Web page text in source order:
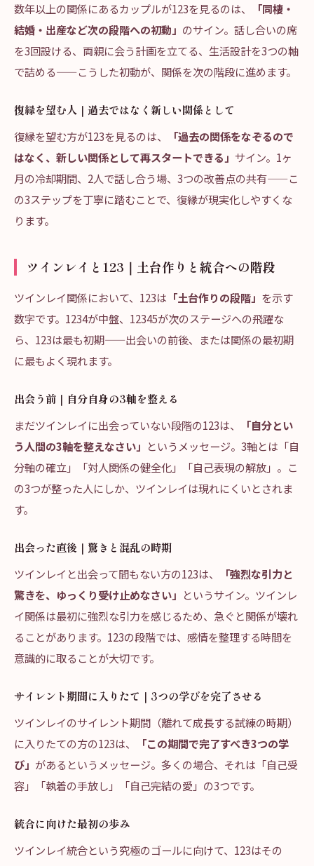
数年以上の関係にあるカップルが123を見るのは、
「同棲・
結婚・出産など次の段階への初動」 のサイン。話し合いの席
を3回設ける、両親に会う計画を立てる、生活設計を3つの軸
で詰める——こうした初動が、関係を次の階段に進めます。
復縁を望む人｜過去ではなく新しい関係として
復縁を望む方が123を見るのは、
「過去の関係をなぞるので
はなく、新しい関係として再スタートできる」 サイン。1ヶ
月の冷却期間、2人で話し合う場、3つの改善点の共有——こ
の3ステップを丁寧に踏むことで、復縁が現実化しやすくな
ります。
ツインレイと123｜土台作りと統合への階段
ツインレイ関係において、123は 「土台作りの段階」 を示す
数字です。1234が中盤、12345が次のステージへの飛躍な
ら、123は最も初期——出会いの前後、または関係の最初期
に最もよく現れます。
出会う前｜自分自身の3軸を整える
まだツインレイに出会っていない段階の123は、
「自分とい
う人間の3軸を整えなさい」 というメッセージ。3軸とは「自
分軸の確立」「対人関係の健全化」「自己表現の解放」。こ
の3つが整った人にしか、ツインレイは現れにくいとされま
す。
出会った直後｜驚きと混乱の時期
ツインレイと出会って間もない方の123は、
「強烈な引力と
驚きを、ゆっくり受け止めなさい」 というサイン。ツインレ
イ関係は最初に強烈な引力を感じるため、急ぐと関係が壊れ
ることがあります。123の段階では、感情を整理する時間を
意識的に取ることが大切です。
サイレント期間に入りたて｜3つの学びを完了させる
ツインレイのサイレント期間（離れて成長する試練の時期）
に入りたての方の123は、
「この期間で完了すべき3つの学
び」 があるというメッセージ。多くの場合、それは「自己受
容」「執着の手放し」「自己完結の愛」の3つです。
統合に向けた最初の歩み
ツインレイ統合という究極のゴールに向けて、123はその